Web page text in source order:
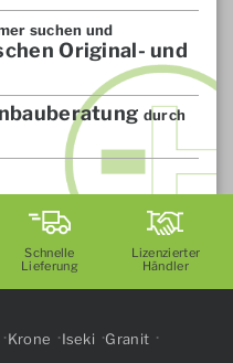
suchen und
Original- und
durch
Schnelle
Lieferung
Lizenzierter
Händler
Krone Iseki
Granit